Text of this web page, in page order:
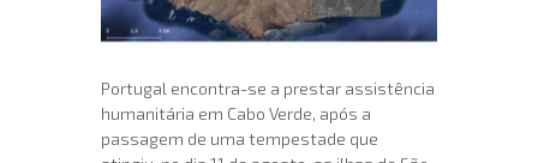
Portugal encontra-se a prestar assistência
humanitária em Cabo Verde, após a
passagem de uma tempestade que